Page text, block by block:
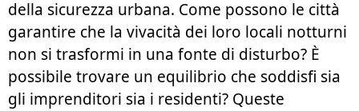
della sicurezza urbana. Come possono le città
garantire che la vivacità dei loro locali notturni
non si trasformi in una fonte di disturbo? È
possibile trovare un equilibrio che soddisfi sia
gli imprenditori sia i residenti? Queste